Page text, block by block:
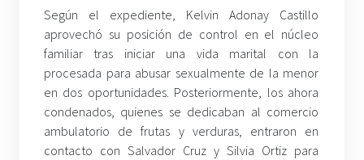
Según el expediente, Kelvin Adonay Castillo
aprovechó su posición de control en el núcleo
familiar tras iniciar una vida marital con la
procesada para abusar sexualmente de la menor
en dos oportunidades. Posteriormente, los ahora
condenados, quienes se dedicaban al comercio
ambulatorio de frutas y verduras, entraron en
contacto con Salvador Cruz y Silvia Ortiz para